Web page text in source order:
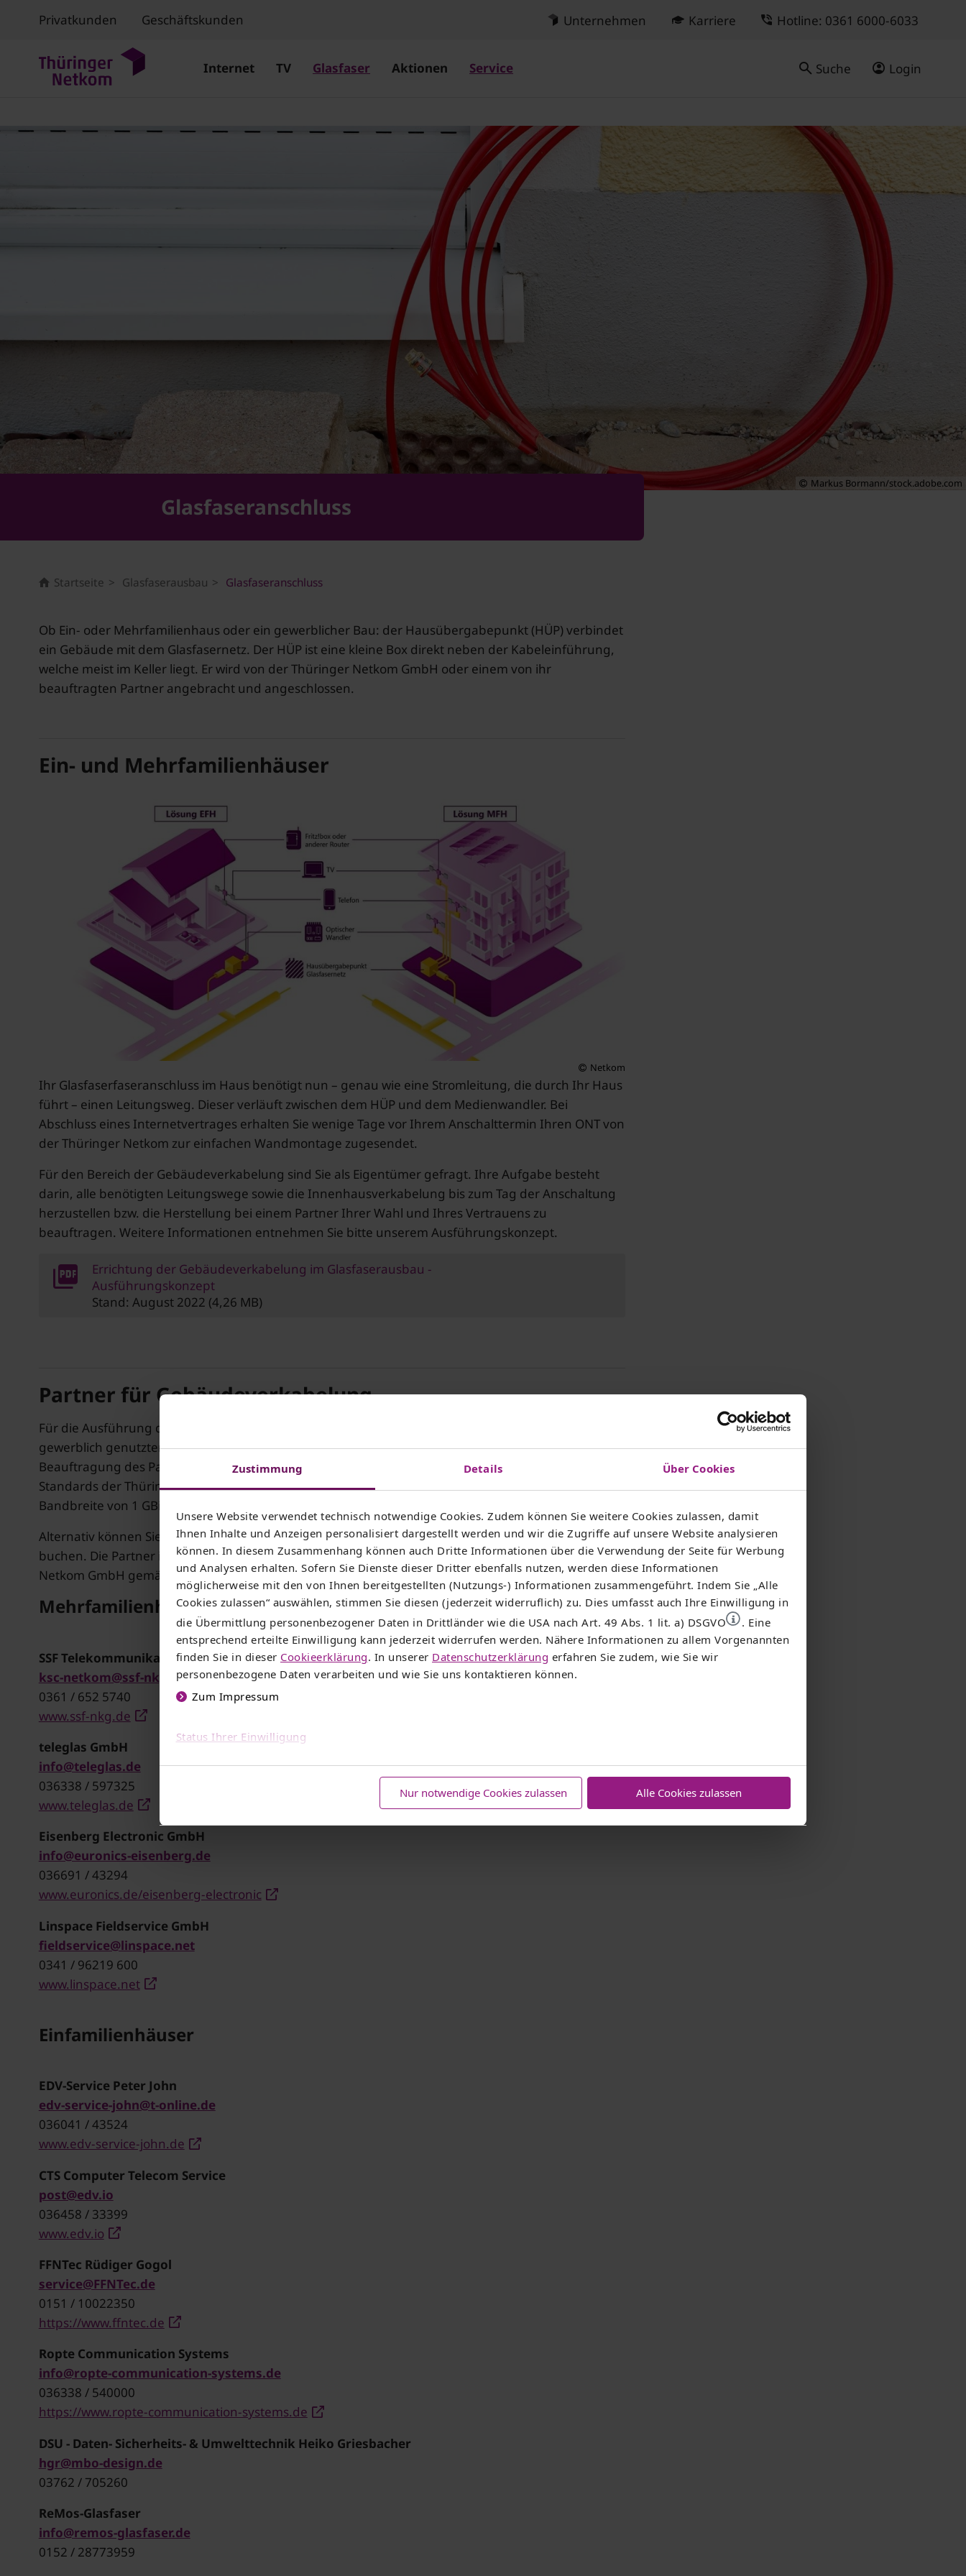
Zustimmung Details Über Cookies
Unsere Website verwendet technisch notwendige Cookies. Zudem können Sie weitere Cookies zulassen, damit
Ihnen Inhalte und Anzeigen personalisiert dargestellt werden und wir die Zugriffe auf unsere Website analysieren
können. In diesem Zusammenhang können auch Dritte Informationen über die Verwendung der Seite für Werbung
und Analysen erhalten. Sofern Sie Dienste dieser Dritter ebenfalls nutzen, werden diese Informationen
möglicherweise mit den von Ihnen bereitgestellten (Nutzungs-) Informationen zusammengeführt. Indem Sie „Alle
Cookies zulassen“ auswählen, stimmen Sie diesen (jederzeit widerruflich) zu. Dies umfasst auch Ihre Einwilligung in
die Übermittlung personenbezogener Daten in Drittländer wie die USA nach Art. 49 Abs. 1 lit. a) DSGVO
. Eine
entsprechend erteilte Einwilligung kann jederzeit widerrufen werden. Nähere Informationen zu allem Vorgenannten
finden Sie in dieser Cookieerklärung. In unserer Datenschutzerklärung erfahren Sie zudem, wie Sie wir
personenbezogene Daten verarbeiten und wie Sie uns kontaktieren können.
Zum Impressum
Status Ihrer Einwilligung
Nur notwendige Cookies zulassen Alle Cookies zulassen
Privatkunden Geschäftskunden Unternehmen Karriere Hotline: 0361 6000-6033
Internet TV Glasfaser Aktionen Service Suche Login
Markus Bormann/stock.adobe.com
Glasfaseranschluss
Startseite Glasfaserausbau Glasfaseranschluss
Ob Ein- oder Mehrfamilienhaus oder ein gewerblicher Bau: der Hausübergabepunkt (HÜP) verbindet
ein Gebäude mit dem Glasfasernetz. Der HÜP ist eine kleine Box direkt neben der Kabeleinführung,
welche meist im Keller liegt. Er wird von der Thüringer Netkom GmbH oder einem von ihr
beauftragten Partner angebracht und angeschlossen.
Ein- und Mehrfamilienhäuser
Netkom
Ihr Glasfaserfaseranschluss im Haus benötigt nun – genau wie eine Stromleitung, die durch Ihr Haus
führt – einen Leitungsweg. Dieser verläuft zwischen dem HÜP und dem Medienwandler. Bei
Abschluss eines Internetvertrages erhalten Sie wenige Tage vor Ihrem Anschalttermin Ihren ONT von
der Thüringer Netkom zur einfachen Wandmontage zugesendet.
Für den Bereich der Gebäudeverkabelung sind Sie als Eigentümer gefragt. Ihre Aufgabe besteht
darin, alle benötigten Leitungswege sowie die Innenhausverkabelung bis zum Tag der Anschaltung
herzustellen bzw. die Herstellung bei einem Partner Ihrer Wahl und Ihres Vertrauens zu
beauftragen. Weitere Informationen entnehmen Sie bitte unserem Ausführungskonzept.
Errichtung der Gebäudeverkabelung im Glasfaserausbau -
Ausführungskonzept
Stand: August 2022 (4,26 MB)
Partner für Gebäudeverkabelung
Für die Ausführung der Gebäudeverkabelung empfiehlt sich vor allem bei Mehrfamilienhäusern und
gewerblich genutzten Gebäude der Einsatz technisch versierter Partner. Sie sind bei der Auswahl und
Beauftragung des Partners Ihres Vertrauens vollkommen frei. Ihr technischer Partner muss die
Standards der Thüringer Netkom (Ausführungskonzept) einhalten, um die Übertragung einer
Bandbreite von 1 GBit/s zu gewährleisten.
Alternativ können Sie entsprechende Servicepakete bei Partnern der Thüringer Netkom GmbH
buchen. Die Partner installieren die Gebäudeverkabelung nach den Standards der Thüringer
Netkom GmbH gemäß Preisliste des jeweiligen Partners
Mehrfamilienhäuser
SSF Telekommunikations Management GmbH
ksc-netkom@ssf-nkg.de
0361 / 652 5740
www.ssf-nkg.de
teleglas GmbH
info@teleglas.de
036338 / 597325
www.teleglas.de
Eisenberg Electronic GmbH
info@euronics-eisenberg.de
036691 / 43294
www.euronics.de/eisenberg-electronic
Linspace Fieldservice GmbH
fieldservice@linspace.net
0341 / 96219 600
www.linspace.net
Einfamilienhäuser
EDV-Service Peter John
edv-service-john@t-online.de
036041 / 43524
www.edv-service-john.de
CTS Computer Telecom Service
post@edv.io
036458 / 33399
www.edv.io
FFNTec Rüdiger Gogol
service@FFNTec.de
0151 / 10022350
https://www.ffntec.de
Ropte Communication Systems
info@ropte-communication-systems.de
036338 / 540000
https://www.ropte-communication-systems.de
DSU - Daten- Sicherheits- & Umwelttechnik Heiko Griesbacher
hgr@mbo-design.de
03762 / 705260
ReMos-Glasfaser
info@remos-glasfaser.de
0152 / 28773959